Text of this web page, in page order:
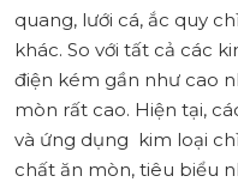
quang, lưới cá, ắc quy
khác. So với tất cả các
điện kém gần như cao
mòn rất cao. Hiện tại,
và ứng dụng kim loại
chất ăn mòn, tiêu biểu